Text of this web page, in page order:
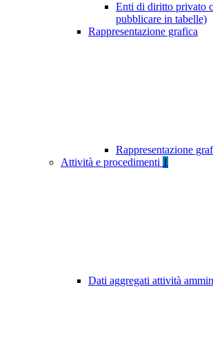
Enti di diritto privato
pubblicare in tabelle)
Rappresentazione grafica
Rappresentazione
Attività e procedimenti 1
Dati aggregati attività